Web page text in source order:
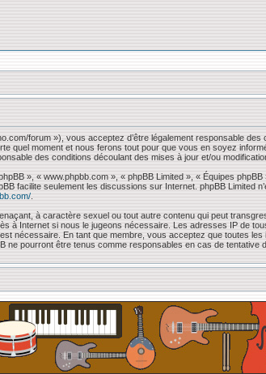
forum »), vous acceptez d’être légalement responsable
quel moment et nous ferons tout pour que vous en soyez
des conditions découlant des mises à jour et/ou
», « www.phpbb.com », « phpBB Limited », « Équipes
facilite seulement les discussions sur Internet. phpBB
à caractère sexuel ou tout autre contenu qui peut
à Internet si nous le jugeons nécessaire. Les adresses IP de
nécessaire. En tant que membre, vous acceptez que toutes
pourront être tenus comme responsables en cas de tentative